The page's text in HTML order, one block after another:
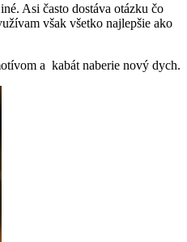
Asi často dostáva otázku čo
však všetko najlepšie ako
a kabát naberie nový dych.